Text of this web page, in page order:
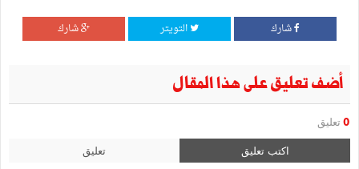
شارك التويتر شارك
أضف تعليق على هذا المقال
0 تعليق
اكتب تعليق تعليق